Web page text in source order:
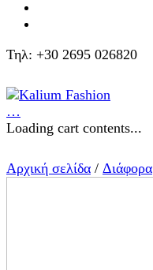
Τηλ: +30 2695 026820
…
Loading cart contents...
Αρχική σελίδα / Διάφορα